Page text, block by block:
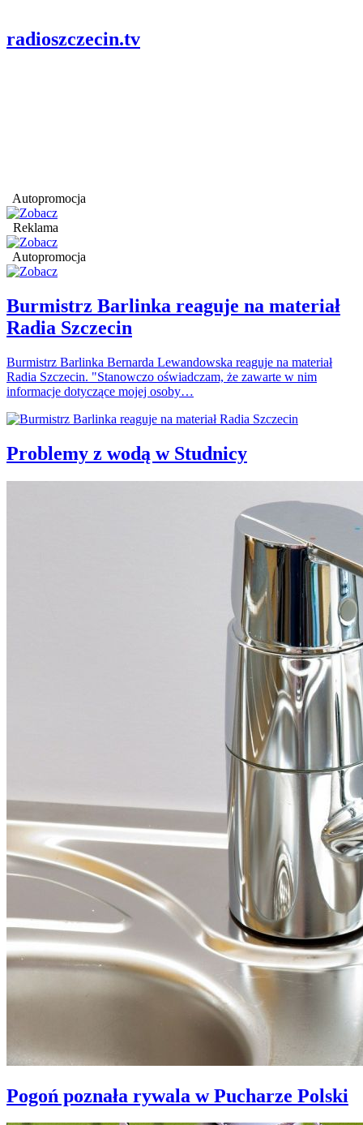
radioszczecin.tv
Autopromocja
Reklama
Autopromocja
Burmistrz Barlinka reaguje na materiał
Radia Szczecin
Burmistrz Barlinka Bernarda Lewandowska reaguje na materiał
Radia Szczecin. "Stanowczo oświadczam, że zawarte w nim
informacje dotyczące mojej osoby…
Problemy z wodą w Studnicy
Pogoń poznała rywala w Pucharze Polski